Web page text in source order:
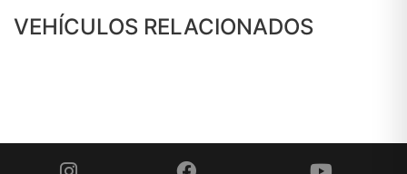
VEHÍCULOS RELACIONADOS